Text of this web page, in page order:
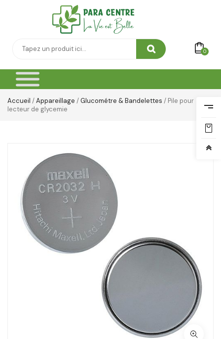
0
Accueil /Appareillage /Glucométre & Bandelettes / Pile pour
lecteur de glycemie